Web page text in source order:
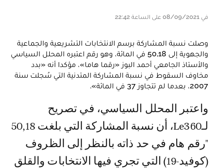
في 08/09/2021 على الساعة 22:42
وصلت نسبة المشاركة برسم الانتخابات التشريعية والجماعية
والجهوية إلى 50,18 في المائة، وهو رقم اعتبره المحلل السياسي
والأستاذ الجامعي أحمد البوز «رقما هاما»، مؤكدا أنه «بدد
مخاوف السقوط في نسبة المشاركة المتدنية التي سُجلت سنة
2007، بعدما لم تتجاوز 37 في المائة».
واعتبر المحلل السياسي، في تصريح
لـLe360، أن نسبة المشاركة التي بلغت 50,18
"رقم هام في حد ذاته بالنظر إلى الظروف
(كوفيد-19) التي تجري فيها الانتخابات والقلق